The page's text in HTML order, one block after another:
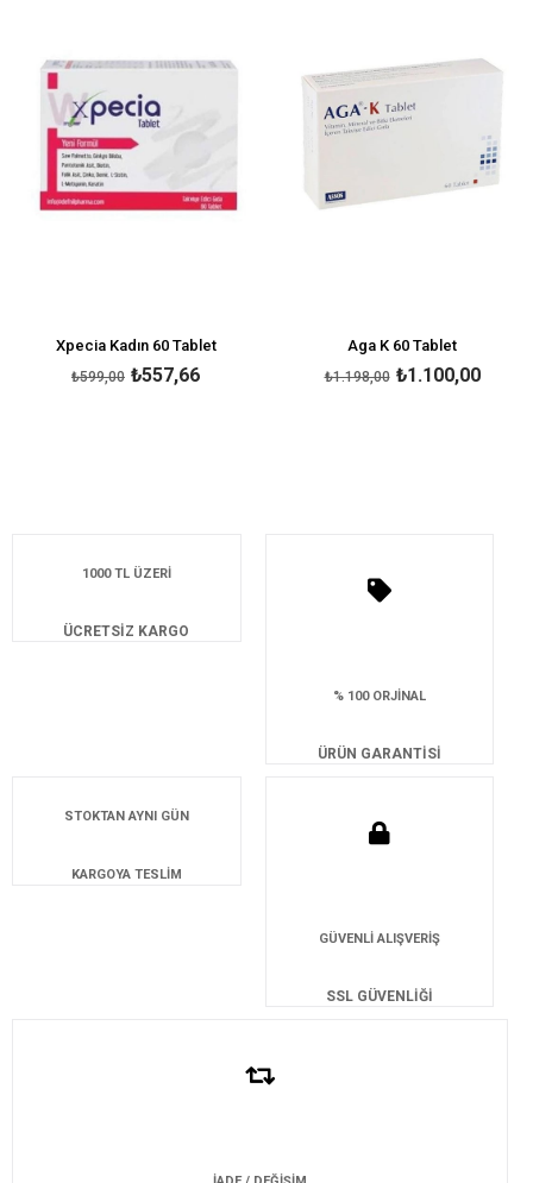
Xpecia Kadın 60 Tablet
₺557,66
₺599,00
Aga K 60 Tablet
₺1.100,00
₺1.198,00
1000 TL ÜZERİ
ÜCRETSİZ KARGO
% 100 ORJİNAL
ÜRÜN GARANTİSİ
STOKTAN AYNI GÜN
KARGOYA TESLİM
GÜVENLİ ALIŞVERİŞ
SSL GÜVENLİĞİ